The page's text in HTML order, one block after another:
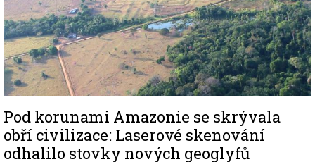
Pod korunami Amazonie se skrývala
obří civilizace: Laserové skenování
odhalilo stovky nových geoglyfů